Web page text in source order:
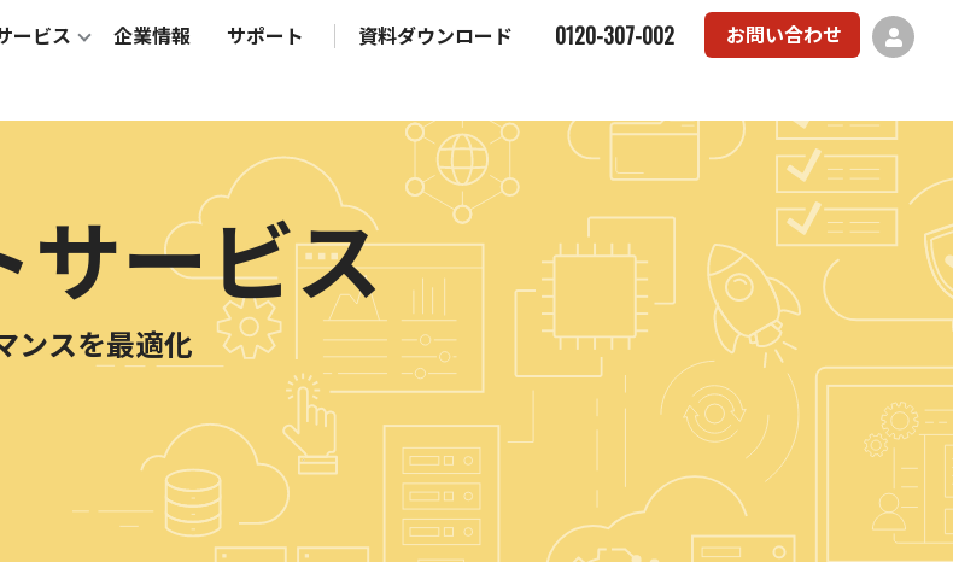
ービス 企業情報 サポート 資料ダウンロード 0120-307-002 お問い合わせ
サービス
ンスを最適化